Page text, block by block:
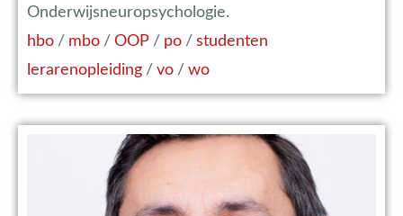
Onderwijsneuropsychologie.
hbo / mbo / OOP / po / studenten
lerarenopleiding / vo / wo